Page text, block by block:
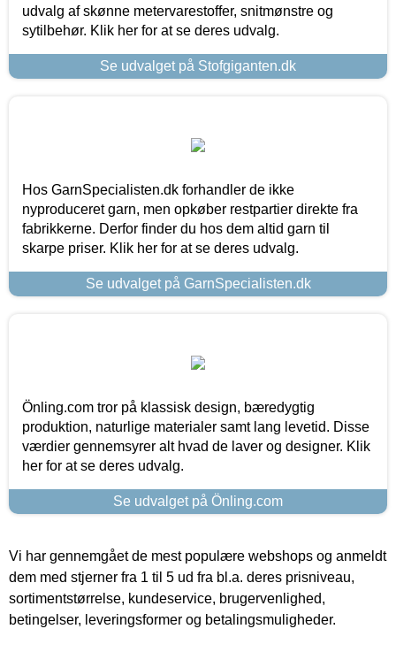
udvalg af skønne metervarestoffer, snitmønstre og
sytilbehør. Klik her for at se deres udvalg.
Se udvalget på Stofgiganten.dk
Hos GarnSpecialisten.dk forhandler de ikke
nyproduceret garn, men opkøber restpartier direkte fra
fabrikkerne. Derfor finder du hos dem altid garn til
skarpe priser. Klik her for at se deres udvalg.
Se udvalget på GarnSpecialisten.dk
Önling.com tror på klassisk design, bæredygtig
produktion, naturlige materialer samt lang levetid. Disse
værdier gennemsyrer alt hvad de laver og designer. Klik
her for at se deres udvalg.
Se udvalget på Önling.com
Vi har gennemgået de mest populære webshops og anmeldt
dem med stjerner fra 1 til 5 ud fra bl.a. deres prisniveau,
sortimentstørrelse, kundeservice, brugervenlighed,
betingelser, leveringsformer og betalingsmuligheder.